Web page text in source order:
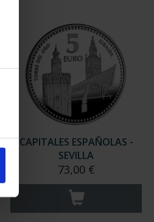
CAPITALES ESPAÑOLAS -
SEVILLA
73,00 €